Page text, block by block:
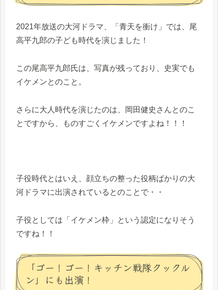
2021年放送の大河ドラマ、「青天を衝け」では、尾
高平九郎の子ども時代を演じました！
この尾高平九郎氏は、写真が残っており、史実でも
イケメンとのこと。
さらに大人時代を演じたのは、岡田健史さんとのこ
とですから、ものすごくイケメンですよね！！！
子役時代とはいえ、顔立ちの整った役柄ばかりの大
河ドラマに出演されているとのことで・・
子役としては「イケメン枠」という認定になりそう
ですね！！
「ゴー！ゴー！キッチン戦隊クックル
ン」にも出演！